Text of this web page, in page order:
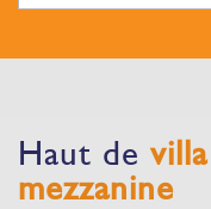
haut de
mezzanine